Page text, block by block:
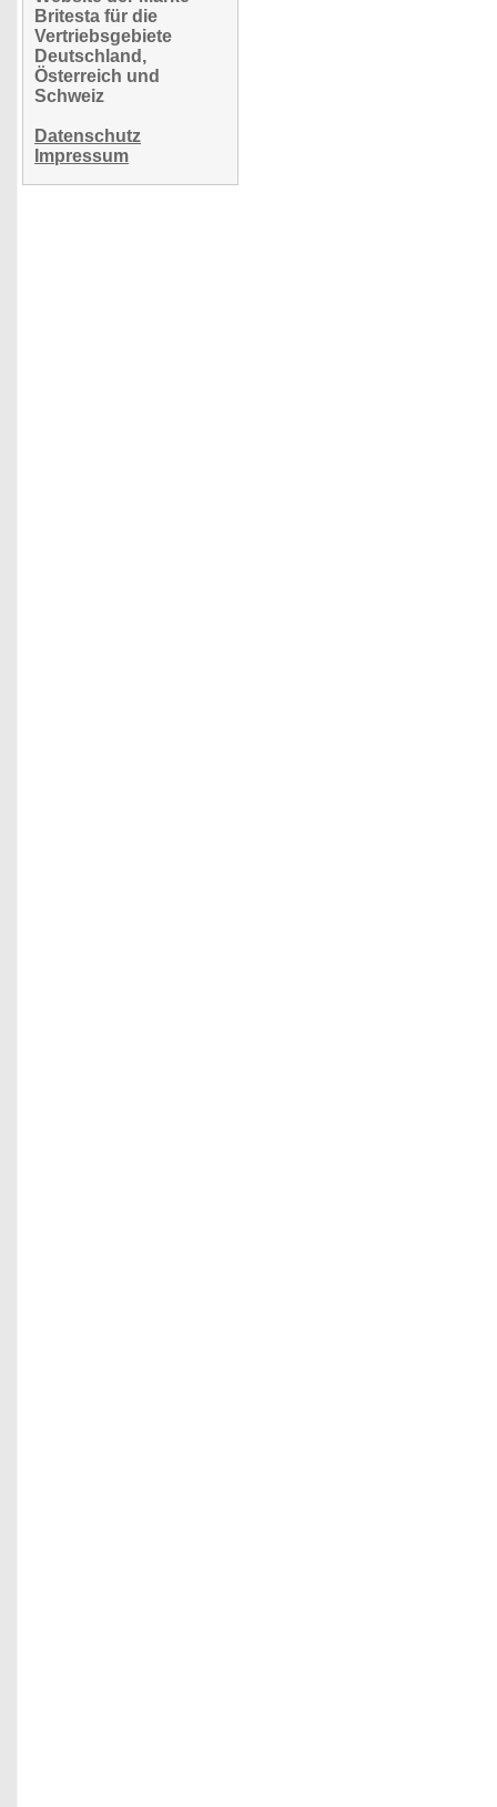
Britesta für die
Vertriebsgebiete
Deutschland,
Österreich und
Schweiz
Datenschutz
Impressum